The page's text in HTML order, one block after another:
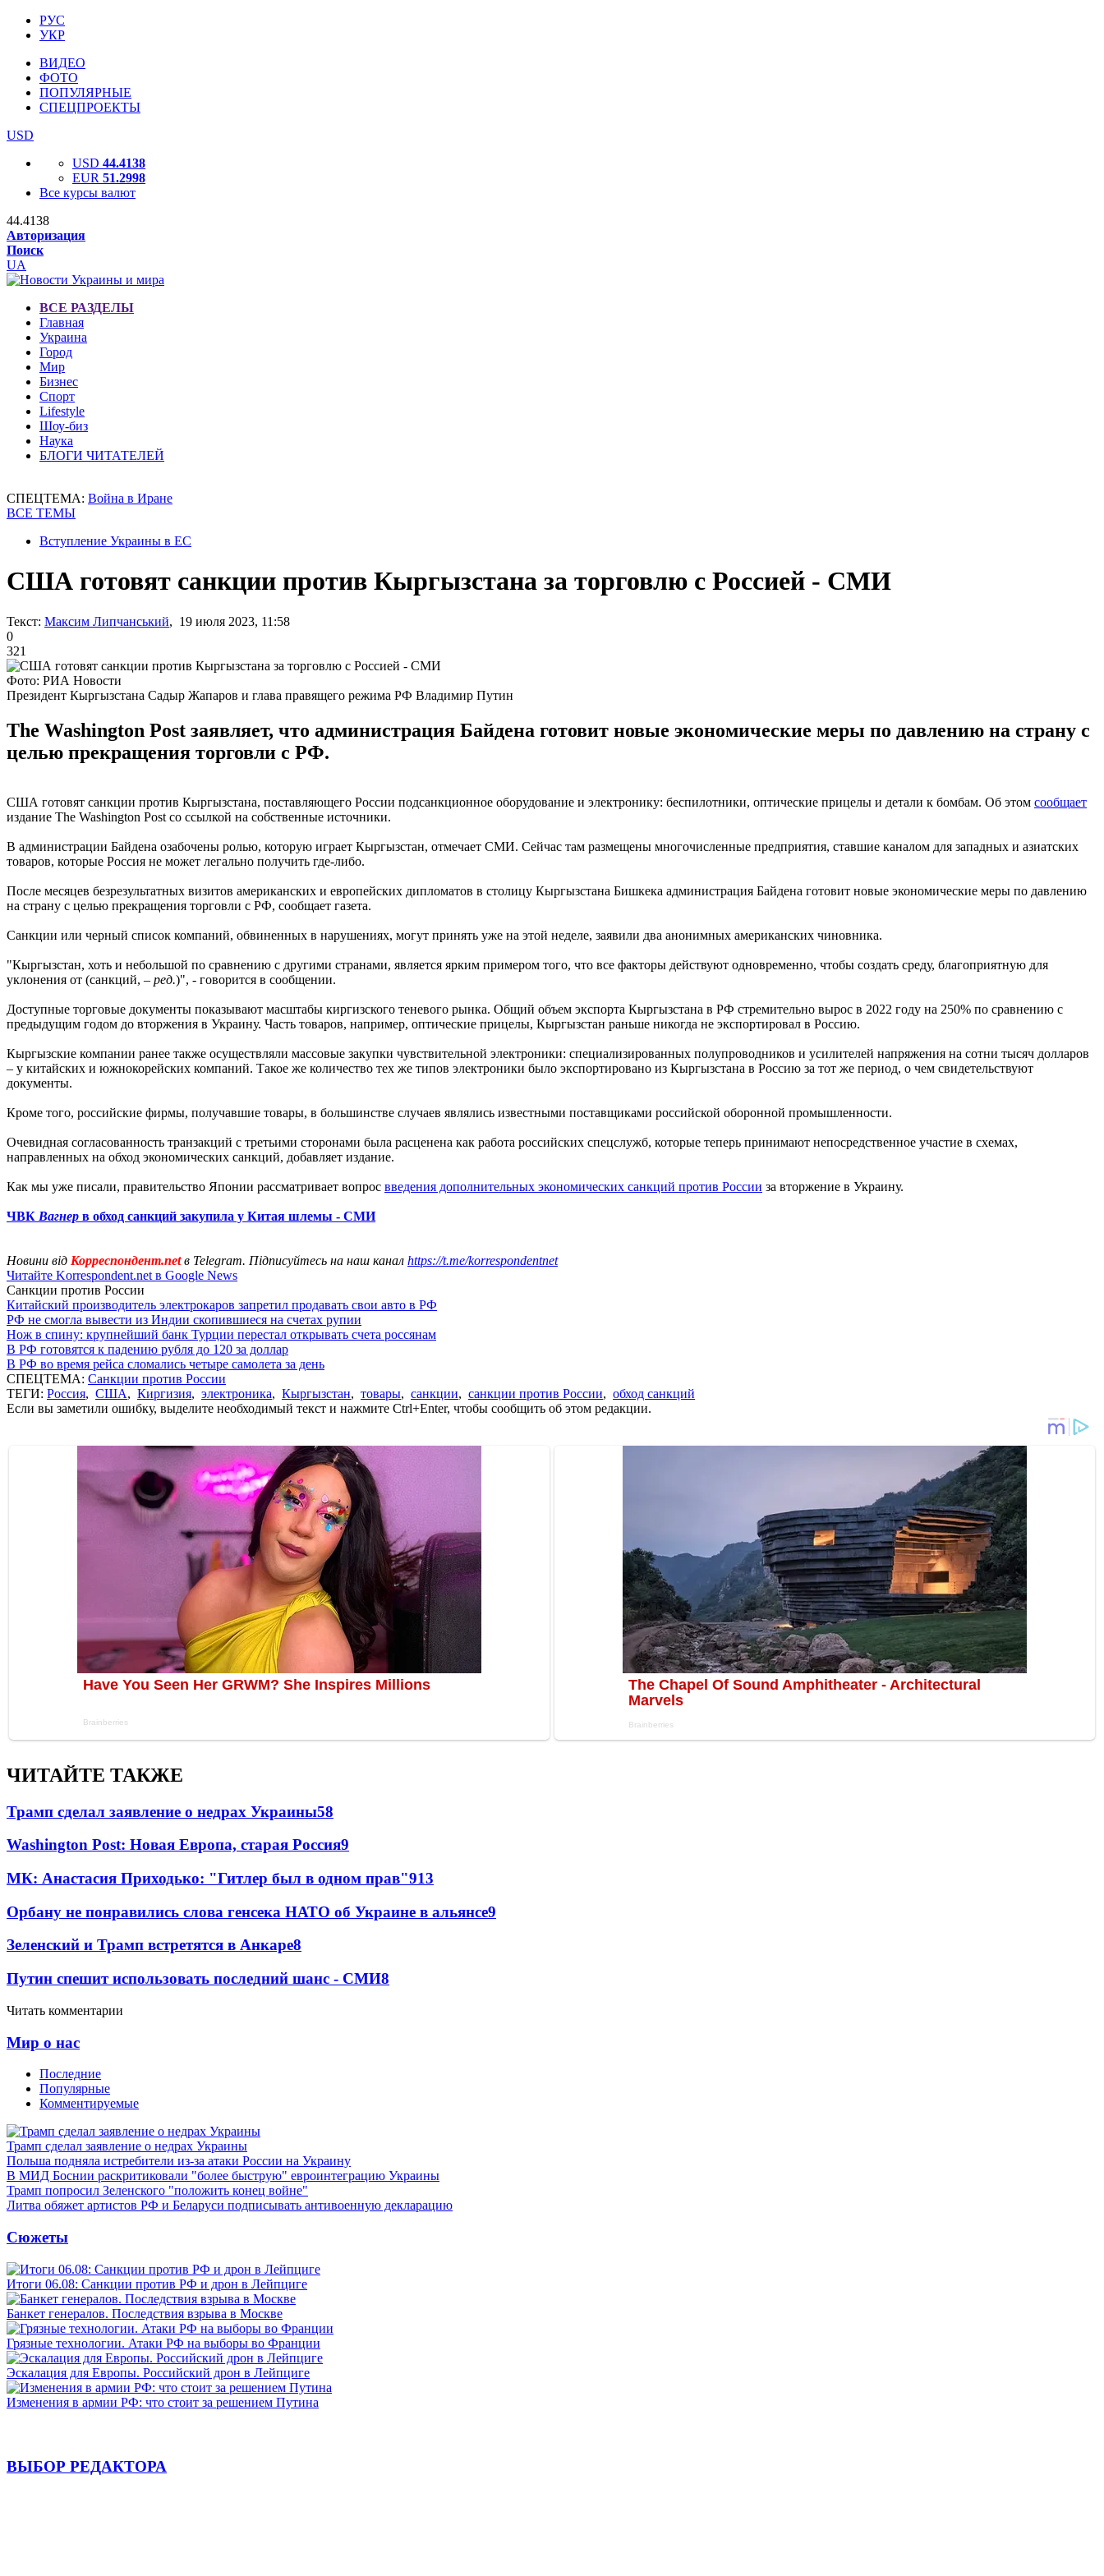
РУС
УКР
ВИДЕО
ФОТО
ПОПУЛЯРНЫЕ
СПЕЦПРОЕКТЫ
USD
USD 44.4138
EUR 51.2998
Все курсы валют
44.4138
Авторизация
Поиск
UA
ВСЕ РАЗДЕЛЫ
Главная
Украина
Город
Мир
Бизнес
Спорт
Lifestyle
Шоу-биз
Наука
БЛОГИ ЧИТАТЕЛЕЙ
СПЕЦТЕМА: Война в Иране
ВСЕ ТЕМЫ
Вступление Украины в ЕС
США готовят санкции против Кыргызстана за торговлю с Россией - СМИ
Текст: Максим Липчанський, 19 июля 2023, 11:58
0
321
Фото: РИА Новости
Президент Кыргызстана Садыр Жапаров и глава правящего режима РФ Владимир Путин
The Washington Post заявляет, что администрация Байдена готовит новые экономические меры по давлению на страну с
целью прекращения торговли с РФ.
США готовят санкции против Кыргызстана, поставляющего России подсанкционное оборудование и электронику: беспилотники, оптические прицелы и детали к бомбам. Об этом сообщает
издание The Washington Post со ссылкой на собственные источники.
В администрации Байдена озабочены ролью, которую играет Кыргызстан, отмечает СМИ. Сейчас там размещены многочисленные предприятия, ставшие каналом для западных и азиатских
товаров, которые Россия не может легально получить где-либо.
После месяцев безрезультатных визитов американских и европейских дипломатов в столицу Кыргызстана Бишкека администрация Байдена готовит новые экономические меры по давлению
на страну с целью прекращения торговли с РФ, сообщает газета.
Санкции или черный список компаний, обвиненных в нарушениях, могут принять уже на этой неделе, заявили два анонимных американских чиновника.
"Кыргызстан, хоть и небольшой по сравнению с другими странами, является ярким примером того, что все факторы действуют одновременно, чтобы создать среду, благоприятную для
уклонения от (санкций, – ред.)", - говорится в сообщении.
Доступные торговые документы показывают масштабы киргизского теневого рынка. Общий объем экспорта Кыргызстана в РФ стремительно вырос в 2022 году на 250% по сравнению с
предыдущим годом до вторжения в Украину. Часть товаров, например, оптические прицелы, Кыргызстан раньше никогда не экспортировал в Россию.
Кыргызские компании ранее также осуществляли массовые закупки чувствительной электроники: специализированных полупроводников и усилителей напряжения на сотни тысяч долларов
– у китайских и южнокорейских компаний. Такое же количество тех же типов электроники было экспортировано из Кыргызстана в Россию за тот же период, о чем свидетельствуют
документы.
Кроме того, российские фирмы, получавшие товары, в большинстве случаев являлись известными поставщиками российской оборонной промышленности.
Очевидная согласованность транзакций с третьими сторонами была расценена как работа российских спецслужб, которые теперь принимают непосредственное участие в схемах,
направленных на обход экономических санкций, добавляет издание.
Как мы уже писали, правительство Японии рассматривает вопрос введения дополнительных экономических санкций против России за вторжение в Украину.
ЧВК Вагнер в обход санкций закупила у Китая шлемы - СМИ
Новини від Корреспондент.netв Telegram. Підписуйтесь на наш канал https://t.me/korrespondentnet
Читайте Korrespondent.net в Google News
Санкции против России
Китайский производитель электрокаров запретил продавать свои авто в РФ
РФ не смогла вывести из Индии скопившиеся на счетах рупии
Нож в спину: крупнейший банк Турции перестал открывать счета россянам
В РФ готовятся к падению рубля до 120 за доллар
В РФ во время рейса сломались четыре самолета за день
СПЕЦТЕМА: Санкции против России
ТЕГИ: Россия, США, Киргизия, электроника, Кыргызстан, товары, санкции, санкции против России, обход санкций
Если вы заметили ошибку, выделите необходимый текст и нажмите Ctrl+Enter, чтобы сообщить об этом редакции.
ЧИТАЙТЕ ТАКЖЕ
Трамп сделал заявление о недрах Украины58
Washington Post: Новая Европа, старая Россия9
МК: Анастасия Приходько: "Гитлер был в одном прав"913
Орбану не понравились слова генсека НАТО об Украине в альянсе9
Зеленский и Трамп встретятся в Анкаре8
Путин спешит использовать последний шанс - СМИ8
Читать комментарии
Мир о нас
Последние
Популярные
Комментируемые
Трамп сделал заявление о недрах Украины
Польша подняла истребители из-за атаки России на Украину
В МИД Боснии раскритиковали "более быструю" евроинтеграцию Украины
Трамп попросил Зеленского "положить конец войне"
Литва обяжет артистов РФ и Беларуси подписывать антивоенную декларацию
Сюжеты
Итоги 06.08: Санкции против РФ и дрон в Лейпциге
Банкет генералов. Последствия взрыва в Москве
Грязные технологии. Атаки РФ на выборы во Франции
Эскалация для Европы. Российский дрон в Лейпциге
Изменения в армии РФ: что стоит за решением Путина
ВЫБОР РЕДАКТОРА